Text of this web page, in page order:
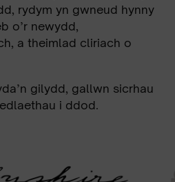
rydym yn gwneud hynny
o’r newydd,
a theimlad cliriach o
gilydd, gallwn sicrhau
i ddod.